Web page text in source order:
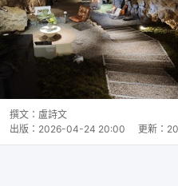
撰文： 盧詩文
出版： 2026-04-24 20:00 更新：